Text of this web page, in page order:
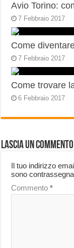
Avio Torino:
7 Febbraio 2017
Come
7 Febbraio 2017
Come trovare
6 Febbraio 2017
Lascia un commento
Il tuo indirizzo
sono
Commento*